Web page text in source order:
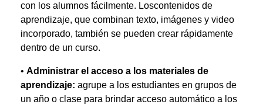
con los alumnos fácilmente. Loscontenidos de
aprendizaje, que combinan texto, imágenes y video
incorporado, también se pueden crear rápidamente
dentro de un curso.
• Administrar el acceso a los materiales de
aprendizaje: agrupe a los estudiantes en grupos de
un año o clase para brindar acceso automático a los